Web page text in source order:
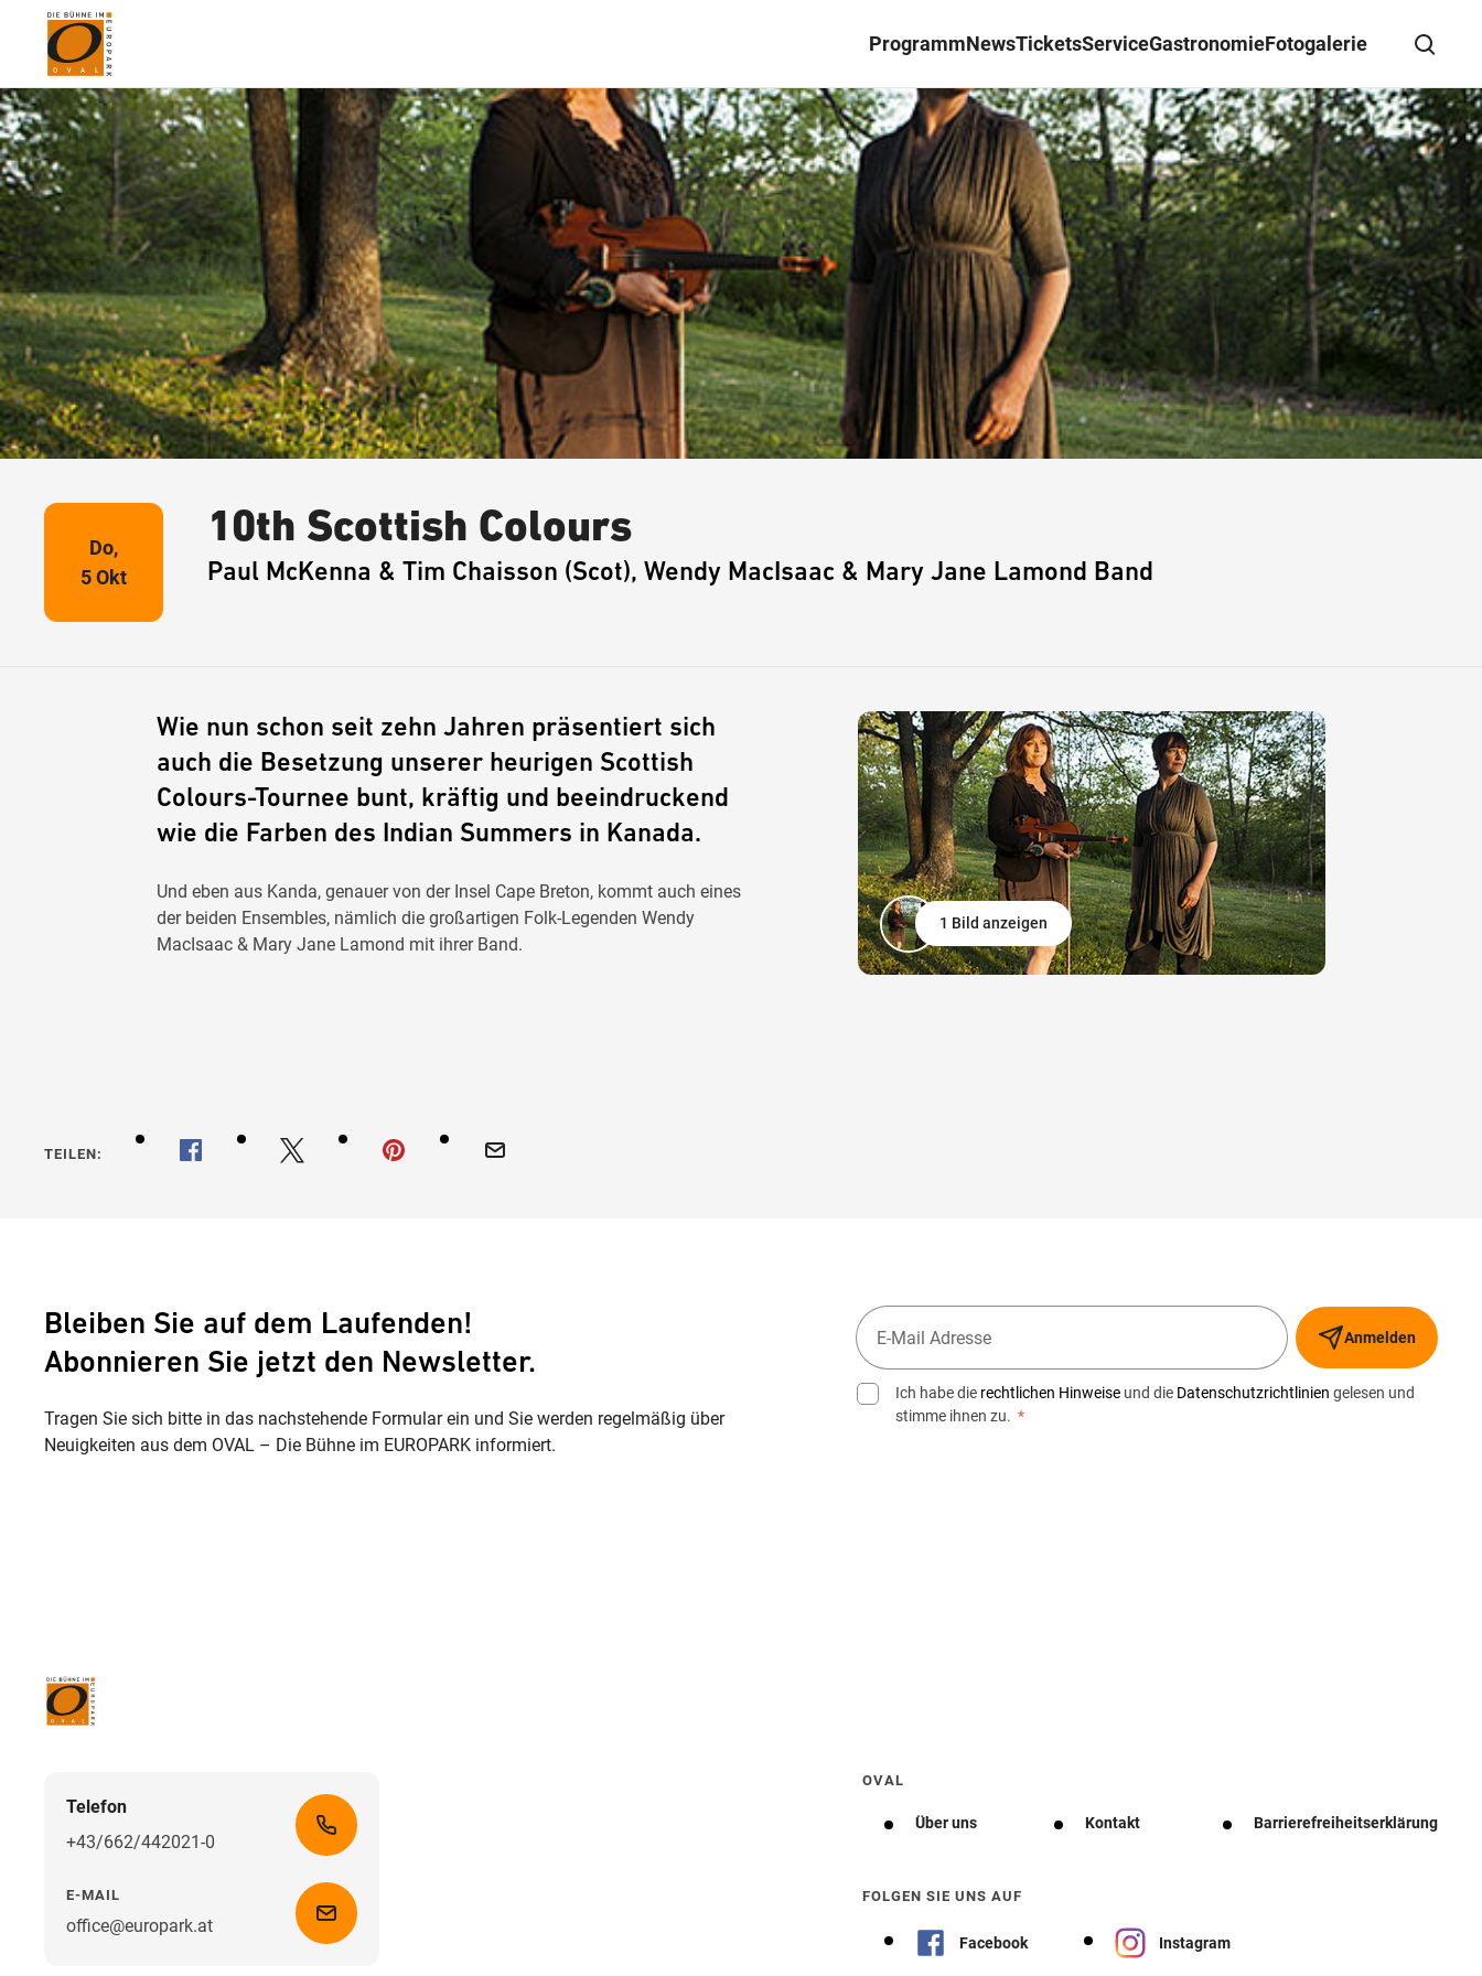
ProgrammNewsTicketsServiceGastronomieFotogalerie
Suche schließen
Wegbeschreibung erhalten
Do,
5 Okt
10th Scottish Colours
Paul McKenna & Tim Chaisson (Scot), Wendy MacIsaac & Mary Jane Lamond Band
Wie nun schon seit zehn Jahren präsentiert sich
auch die Besetzung unserer heurigen Scottish
Colours-Tournee bunt, kräftig und beeindruckend
wie die Farben des Indian Summers in Kanada.
Und eben aus Kanda, genauer von der Insel Cape Breton, kommt auch eines
der beiden Ensembles, nämlich die großartigen Folk-Legenden Wendy
MacIsaac & Mary Jane Lamond mit ihrer Band.
1 Bild anzeigen
TEILEN:
Bleiben Sie auf dem Laufenden!
Abonnieren Sie jetzt den Newsletter.
Tragen Sie sich bitte in das nachstehende Formular ein und Sie werden regelmäßig über
Neuigkeiten aus dem OVAL – Die Bühne im EUROPARK informiert.
Anmelden
Ich habe die rechtlichen Hinweise und die Datenschutzrichtlinien gelesen und
stimme ihnen zu. *
Telefon
+43/662/442021-0
E-MAIL
office@europark.at
OVAL
Über uns Kontakt Barrierefreiheitserklärung
FOLGEN SIE UNS AUF
Facebook Instagram